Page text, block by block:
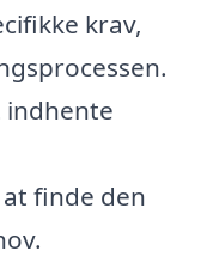
krav,
indhente
finde den